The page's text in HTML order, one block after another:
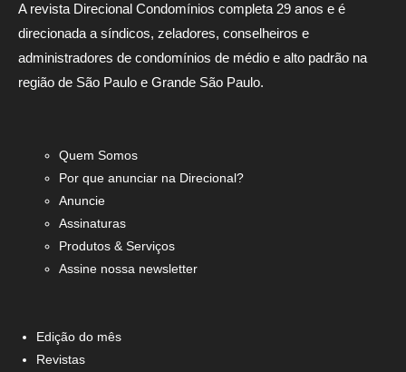
A revista Direcional Condomínios completa 29 anos e é
direcionada a síndicos, zeladores, conselheiros e
administradores de condomínios de médio e alto padrão na
região de São Paulo e Grande São Paulo.
Quem Somos
Por que anunciar na Direcional?
Anuncie
Assinaturas
Produtos & Serviços
Assine nossa newsletter
Edição do mês
Revistas